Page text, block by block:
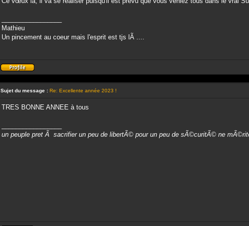
Mathieu
Un pincement au coeur mais l'esprit est tjs lÃ ....
Profil
Sujet du message : Re: Excellente année 2023 !
TRES BONNE ANNEE à tous
un peuple pret Ã sacrifier un peu de libertÃ© pour un peu de sÃ©curitÃ© ne